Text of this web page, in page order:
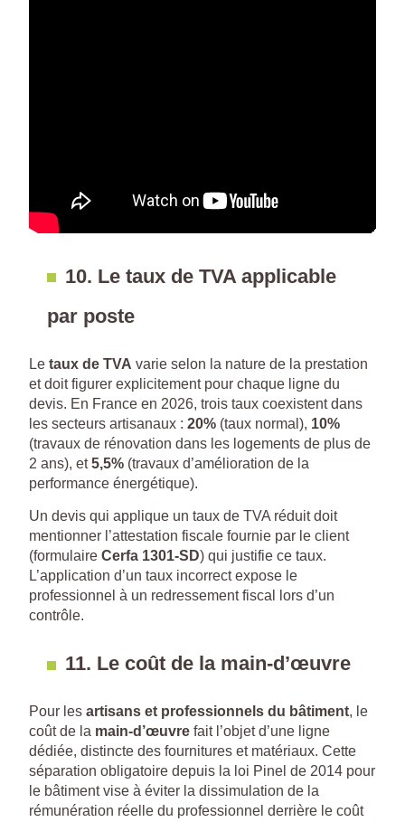
10. Le taux de TVA applicable
par poste
Le taux de TVA varie selon la nature de la prestation
et doit figurer explicitement pour chaque ligne du
devis. En France en 2026, trois taux coexistent dans
les secteurs artisanaux : 20% (taux normal), 10%
(travaux de rénovation dans les logements de plus de
2 ans), et5,5% (travaux d’amélioration de la
performance énergétique).
Un devis qui applique un taux de TVA réduit doit
mentionner l’attestation fiscale fournie par le client
(formulaire Cerfa 1301-SD) qui justifie ce taux.
L’application d’un taux incorrect expose le
professionnel à un redressement fiscal lors d’un
contrôle.
11. Le coût de la main-d’œuvre
Pour les artisans et professionnels du bâtiment, le
coût de la main-d’œuvre fait l’objet d’une ligne
dédiée, distincte des fournitures et matériaux. Cette
séparation obligatoire depuis la loi Pinel de 2014 pour
le bâtiment vise à éviter la dissimulation de la
rémunération réelle du professionnel derrière le coût